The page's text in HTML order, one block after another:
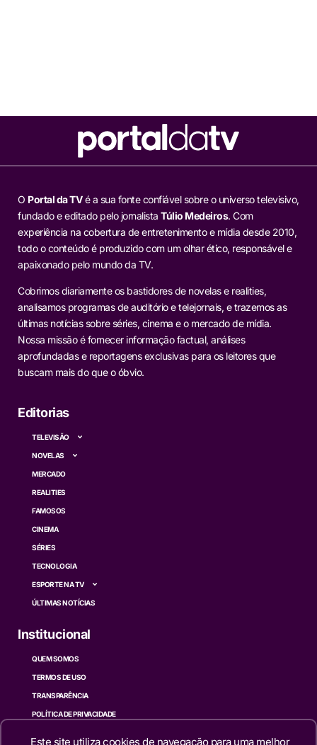
O Portal da TVé a sua fonte confiável sobre o universo televisivo,
fundado e editado pelo jornalista Túlio Medeiros. Com
experiência na cobertura de entretenimento e mídia desde 2010,
todo o conteúdo é produzido com um olhar ético, responsável e
apaixonado pelo mundo da TV.
Cobrimos diariamente os bastidores de novelas e realities,
analisamos programas de auditório e telejornais, e trazemos as
últimas notícias sobre séries, cinema e o mercado de mídia.
Nossa missão é fornecer informação factual, análises
aprofundadas e reportagens exclusivas para os leitores que
buscam mais do que o óbvio.
Editorias
TELEVISÃO
NOVELAS
MERCADO
REALITIES
FAMOSOS
CINEMA
SÉRIES
TECNOLOGIA
ESPORTE NA TV
ÚLTIMAS NOTÍCIAS
Institucional
QUEM SOMOS
TERMOS DE USO
TRANSPARÊNCIA
POLÍTICA DE PRIVACIDADE
Este site utiliza cookies de navegação para uma melhor